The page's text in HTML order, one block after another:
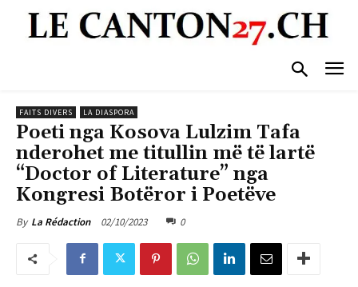
FAITS DIVERS LA DIASPORA
Poeti nga Kosova Lulzim Tafa
nderohet me titullin më të lartë
“Doctor of Literature” nga
Kongresi Botëror i Poetëve
By La Rédaction 02/10/2023 0